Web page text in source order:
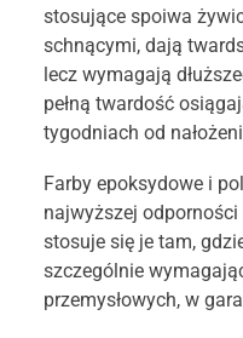
stosujące spoiwa
schnącymi, dają
lecz wymagają
pełną twardość
tygodniach od
Farby epoksydowe i
najwyższej
stosuje się je tam,
szczególnie
przemysłowych, w